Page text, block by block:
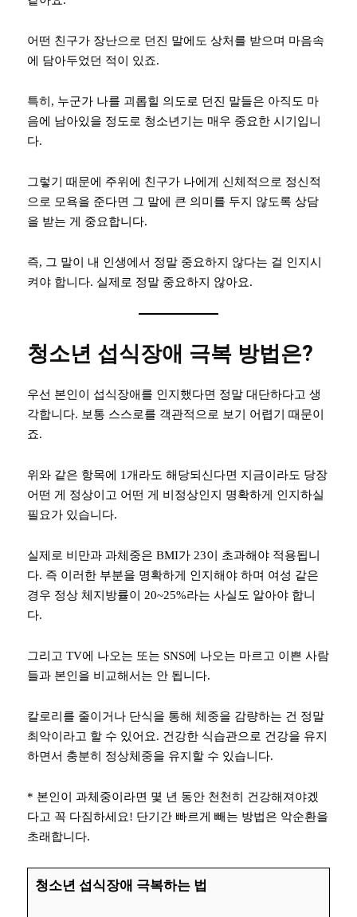
어떤 친구가 장난으로 던진 말에도 상처를 받으며 마음속
에 담아두었던 적이 있죠.
특히, 누군가 나를 괴롭힐 의도로 던진 말들은 아직도 마
음에 남아있을 정도로 청소년기는 매우 중요한 시기입니
다.
그렇기 때문에 주위에 친구가 나에게 신체적으로 정신적
으로 모욕을 준다면 그 말에 큰 의미를 두지 않도록 상담
을 받는 게 중요합니다.
즉, 그 말이 내 인생에서 정말 중요하지 않다는 걸 인지시
켜야 합니다. 실제로 정말 중요하지 않아요.
청소년 섭식장애 극복 방법은?
우선 본인이 섭식장애를 인지했다면 정말 대단하다고 생
각합니다. 보통 스스로를 객관적으로 보기 어렵기 때문이
죠.
위와 같은 항목에 1개라도 해당되신다면 지금이라도 당장
어떤 게 정상이고 어떤 게 비정상인지 명확하게 인지하실
필요가 있습니다.
실제로 비만과 과체중은 BMI가 23이 초과해야 적용됩니
다. 즉 이러한 부분을 명확하게 인지해야 하며 여성 같은
경우 정상 체지방률이 20~25%라는 사실도 알아야 합니
다.
그리고 TV에 나오는 또는 SNS에 나오는 마르고 이쁜 사람
들과 본인을 비교해서는 안 됩니다.
칼로리를 줄이거나 단식을 통해 체중을 감량하는 건 정말
최악이라고 할 수 있어요. 건강한 식습관으로 건강을 유지
하면서 충분히 정상체중을 유지할 수 있습니다.
* 본인이 과체중이라면 몇 년 동안 천천히 건강해져야겠
다고 꼭 다짐하세요! 단기간 빠르게 빼는 방법은 악순환을
초래합니다.
청소년 섭식장애 극복하는 법